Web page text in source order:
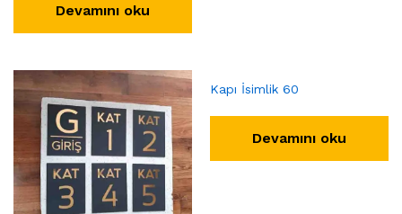
Devamını oku
Kapı İsimlik 60
Devamını oku